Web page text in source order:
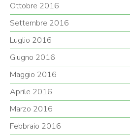
Ottobre 2016
Settembre 2016
Luglio 2016
Giugno 2016
Maggio 2016
Aprile 2016
Marzo 2016
Febbraio 2016